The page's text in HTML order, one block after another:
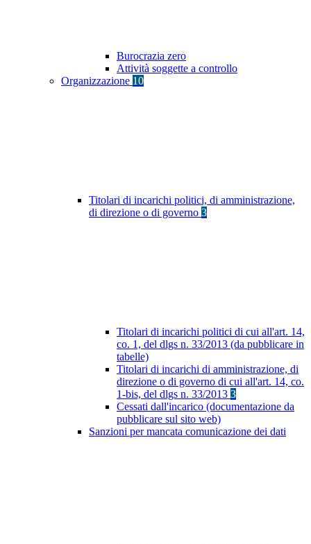
Burocrazia zero
Attività soggette a controllo
Organizzazione 10
Titolari di incarichi politici, di amministrazione,
di direzione o di governo 3
Titolari di incarichi politici di cui all'art. 14,
co. 1, del dlgs n. 33/2013 (da pubblicare in
tabelle)
Titolari di incarichi di amministrazione, di
direzione o di governo di cui all'art. 14, co.
1-bis, del dlgs n. 33/2013 3
Cessati dall'incarico (documentazione da
pubblicare sul sito web)
Sanzioni per mancata comunicazione dei dati